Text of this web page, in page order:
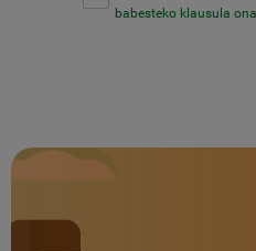
babesteko klausula